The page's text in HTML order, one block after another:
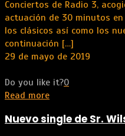
Conciertos de Radio 3,
actuación de 30 minutos
los clásicos así como los
continuación […]
29 de mayo de 2019
Do you like it?0
Read more
Nuevo single de Sr.